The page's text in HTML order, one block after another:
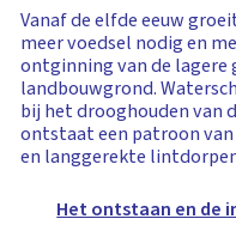
Vanaf de elfde eeuw
meer voedsel nodig en
ontginning van de
landbouwgrond.
bij het drooghouden van
ontstaat een patroon
en langgerekte
Het ontstaan en de